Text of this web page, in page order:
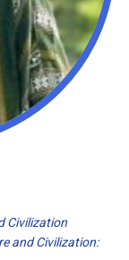
Civilization
and Civilization: